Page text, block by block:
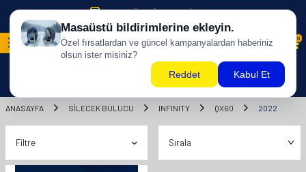
500 TL ÜZERİ KARGO BİZDEN !
0
ANASAYFA SILECEK BULUCU INFINITY QX60 2022
Filtre